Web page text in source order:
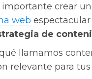
crear
web
de
llamamos
relevante para tus